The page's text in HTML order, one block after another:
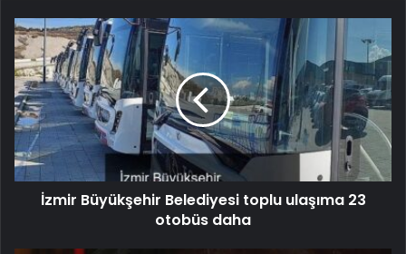
İzmir Büyükşehir Belediyesi toplu ulaşıma 23
otobüs daha